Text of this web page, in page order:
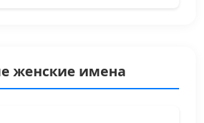
женские имена